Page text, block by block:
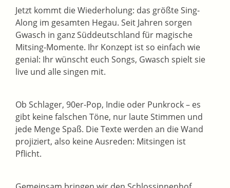
Jetzt kommt die Wiederholung: das größte Sing-
Along im gesamten Hegau. Seit Jahren sorgen
Gwasch in ganz Süddeutschland für magische
Mitsing-Momente. Ihr Konzept ist so einfach wie
genial: Ihr wünscht euch Songs, Gwasch spielt sie
live und alle singen mit.
Ob Schlager, 90er-Pop, Indie oder Punkrock – es
gibt keine falschen Töne, nur laute Stimmen und
jede Menge Spaß. Die Texte werden an die Wand
projiziert, also keine Ausreden: Mitsingen ist
Pflicht.